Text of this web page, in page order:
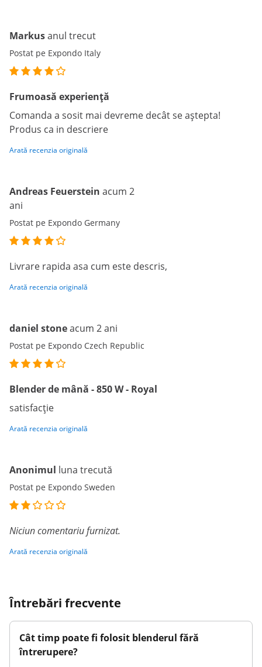
Markusanul trecut
Postat pe Expondo Italy
Frumoasă experiență
Comanda a sosit mai devreme decât se aștepta!
Produs ca in descriere
Arată recenzia originală
Andreas Feuerstein acum 2
ani
Postat pe Expondo Germany
Livrare rapida asa cum este descris,
Arată recenzia originală
daniel stoneacum 2 ani
Postat pe Expondo Czech Republic
Blender de mână - 850 W - Royal
satisfacţie
Arată recenzia originală
Anonimul luna trecută
Postat pe Expondo Sweden
Niciun comentariu furnizat.
Arată recenzia originală
Întrebări frecvente
Cât timp poate fi folosit blenderul fără
întrerupere?